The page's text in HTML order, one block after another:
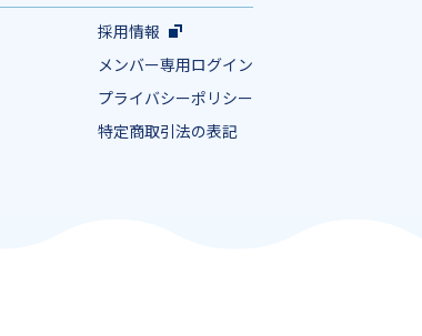
採用情報
メンバー専用ログイン
プライバシーポリシー
特定商取引法の表記